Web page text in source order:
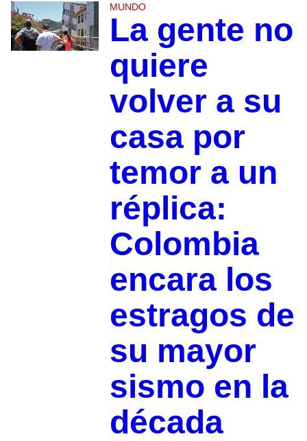
MUNDO
La gente no
quiere
volver a su
casa por
temor a un
réplica:
Colombia
encara los
estragos de
su mayor
sismo en la
década